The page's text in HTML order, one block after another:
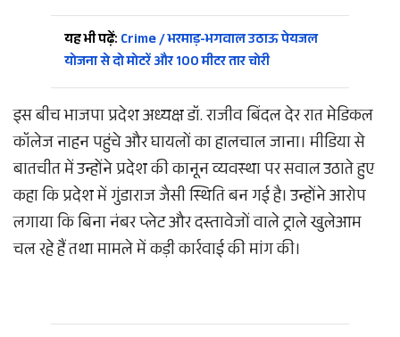
यह भी पढ़ें: Crime / भरमाड़-भगवाल उठाऊ पेयजल
योजना से दो मोटरें और 100 मीटर तार चोरी
इस बीच भाजपा प्रदेश अध्यक्ष डॉ. राजीव बिंदल देर रात मेडिकल
कॉलेज नाहन पहुंचे और घायलों का हालचाल जाना। मीडिया से
बातचीत में उन्होंने प्रदेश की कानून व्यवस्था पर सवाल उठाते हुए
कहा कि प्रदेश में गुंडाराज जैसी स्थिति बन गई है। उन्होंने आरोप
लगाया कि बिना नंबर प्लेट और दस्तावेजों वाले ट्राले खुलेआम
चल रहे हैं तथा मामले में कड़ी कार्रवाई की मांग की।